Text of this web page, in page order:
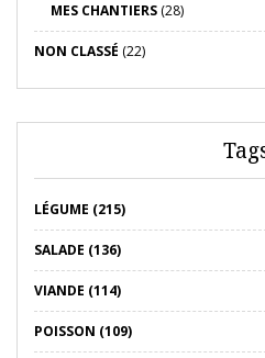
MES CHANTIERS (28)
NON CLASSÉ (22)
LÉGUME (215)
SALADE (136)
VIANDE (114)
POISSON (109)